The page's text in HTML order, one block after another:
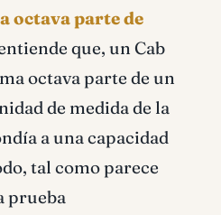
octava parte de
que, un Cab
octava parte de un
de medida de la
a una capacidad
tal como parece
prueba